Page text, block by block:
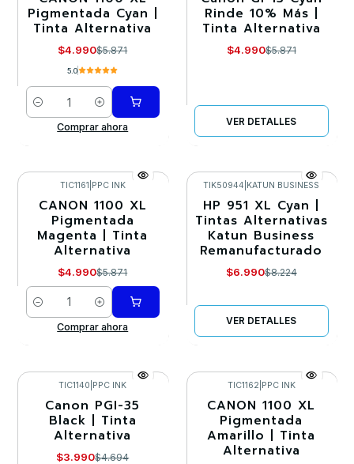
Pigmentada Cyan |
Tinta Alternativa
$4.990$5.871
5.0
Cantidad
Comprar ahora
Agotado
Rinde 10% Más |
Tinta Alternativa
$4.990$5.871
VER DETALLES
-15%
TIC1161 PPC INK
CANON 1100 XL
Pigmentada
Magenta | Tinta
Alternativa
$4.990$5.871
Cantidad
Comprar ahora
-15%
Agotado
TIK50944 KATUN BUSINESS
HP 951 XL Cyan |
Tintas Alternativas
Katun Business
Remanufacturado
$6.990$8.224
VER DETALLES
-15%
TIC1140 PPC INK
Canon PGI-35
Black | Tinta
Alternativa
$3.990$4.694
-15%
TIC1162 PPC INK
CANON 1100 XL
Pigmentada
Amarillo | Tinta
Alternativa